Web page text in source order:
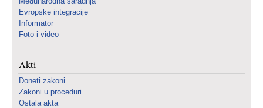
Evropske integracije
Informator
Foto i video
Akti
Doneti zakoni
Zakoni u proceduri
Ostala akta